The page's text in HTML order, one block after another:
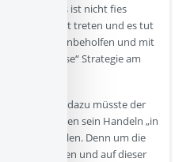
„fies“, aber es ist nicht fies
Kind in Kontakt treten und es tut
Aber eben unbeholfen und mit
ist keine „böse“ Strategie am
sage: dazu müsste der
Konsequenzen sein Handeln „in
kurz ausholen. Denn um die
zu überblicken und auf dieser